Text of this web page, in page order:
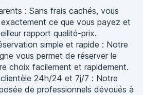
: Sans frais cachés, vous
ce que vous payez et
rapport qualité-prix.
simple et rapide : Notre
vous permet de réserver le
choix facilement et rapidement.
24h/24 et 7j/7 : Notre
de professionnels dévoués à